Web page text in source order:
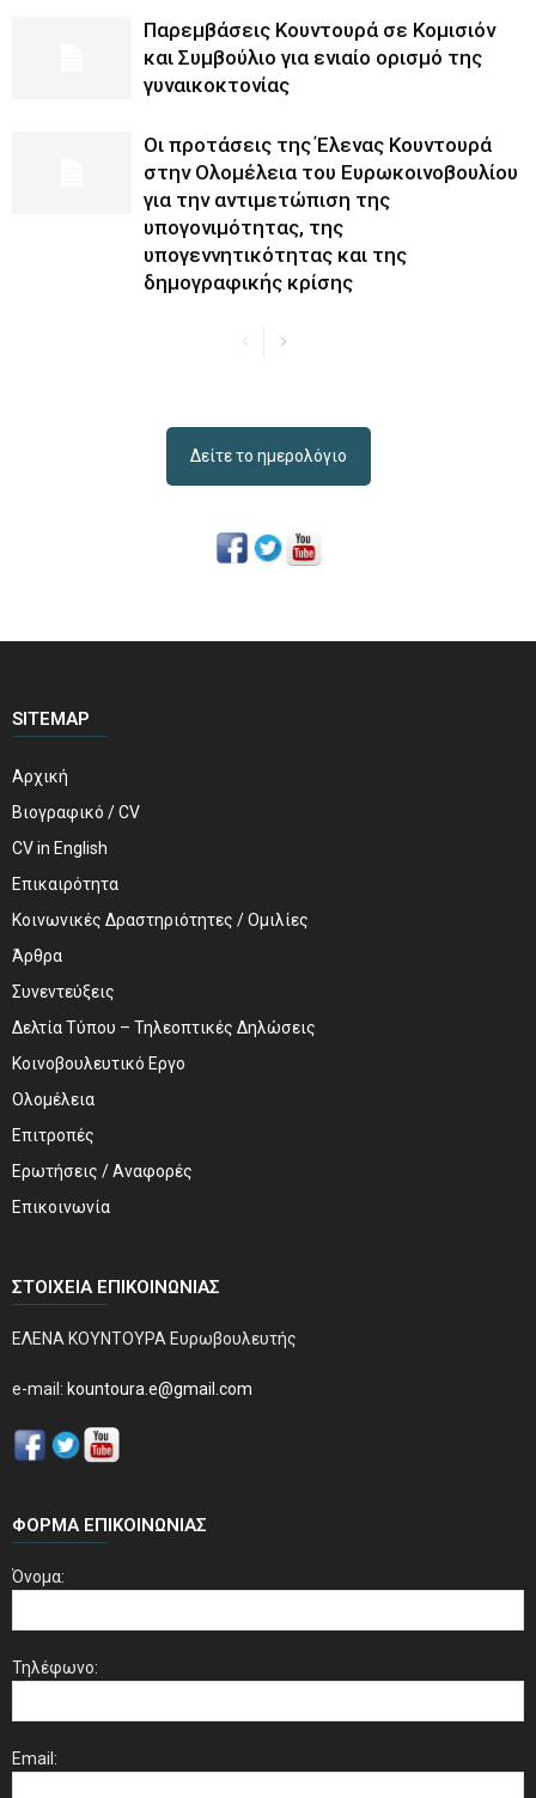
Παρεμβάσεις Κουντουρά σε Κομισιόν
και Συμβούλιο για ενιαίο ορισμό της
γυναικοκτονίας
Οι προτάσεις της Έλενας Κουντουρά
στην Ολομέλεια του Ευρωκοινοβουλίου
για την αντιμετώπιση της
υπογονιμότητας, της
υπογεννητικότητας και της
δημογραφικής κρίσης
Δείτε το ημερολόγιο
SITEMAP
Αρχική
Βιογραφικό / CV
CV in English
Επικαιρότητα
Κοινωνικές Δραστηριότητες / Ομιλίες
Άρθρα
Συνεντεύξεις
Δελτία Τύπου – Τηλεοπτικές Δηλώσεις
Κοινοβουλευτικό Εργο
Ολομέλεια
Επιτροπές
Ερωτήσεις / Αναφορές
Επικοινωνία
ΣΤΟΙΧΕΊΑ ΕΠΙΚΟΙΝΩΝΊΑΣ
ΕΛΕΝΑ ΚΟΥΝΤΟΥΡΑ Ευρωβουλευτής
e-mail: kountoura.e@gmail.com
ΦΌΡΜΑ ΕΠΙΚΟΙΝΩΝΊΑΣ
Όνομα:
Τηλέφωνο:
Email: